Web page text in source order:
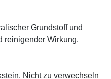
Grundstoff und
reinigender Wirkung.
Nicht zu verwechseln